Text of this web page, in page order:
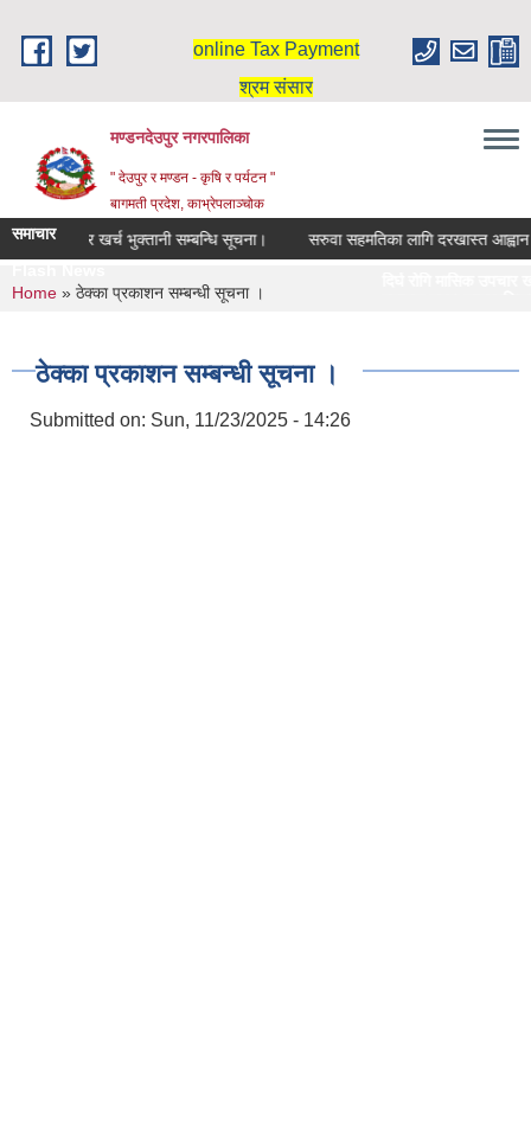
online Tax Payment
श्रम संसार
मण्डनदेउपुर नगरपालिका
" देउपुर र मण्डन - कृषि र पर्यटन "
बागमती प्रदेश, काभ्रेपलाञ्चोक
समाचार
मासिक उपचार खर्च भुक्तानी सम्बन्धि सूचना।
सरुवा सहमतिका लागि दरखास्त आह्वान
You are here
Home » ठेक्का प्रकाशन सम्बन्धी सूचना ।
ठेक्का प्रकाशन सम्बन्धी सूचना ।
Submitted on: Sun, 11/23/2025 - 14:26